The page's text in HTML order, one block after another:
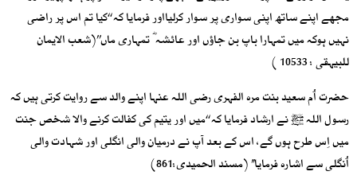
مجھے اپنے ساتھ اپنی سواری پر سوار کرلیااور فرمایا کہ ‘‘کیا تم اس پر راضی
نہیں ہوکہ میں تمہارا باپ بن جاؤں اور عائشہ ؓ تمہاری ماں’’(شعب الایمان
للبیہقی : 10533 )
حضرت اُم سعید بنت مرہ الفہری رضی اللہ عنہا اپنے والد سے روایت کرتی ہیں کہ
رسول اللہ ﷺ نے ارشاد فرمایا کہ ‘‘میں اور یتیم کی کفالت کرنے والا شخص جنت
میں اِس طرح ہوں گے، اس کے بعد آپ نے درمیان والی انگلی اور شہادت والی
اُنگلی سے اشارہ فرمایا’’ (مسند الحمیدی:861)